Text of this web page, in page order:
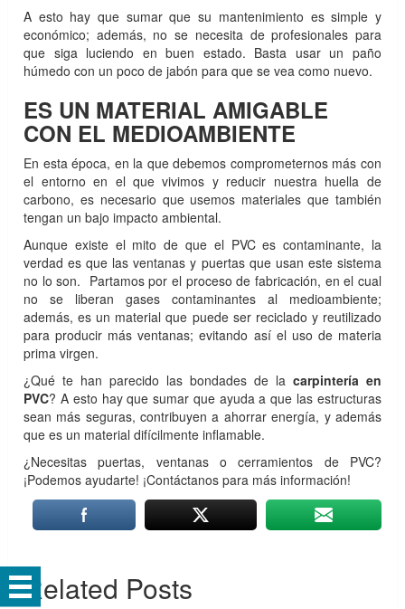
A esto hay que sumar que su mantenimiento es simple y
económico; además, no se necesita de profesionales para
que siga luciendo en buen estado. Basta usar un paño
húmedo con un poco de jabón para que se vea como nuevo.
ES UN MATERIAL AMIGABLE
CON EL MEDIOAMBIENTE
En esta época, en la que debemos comprometernos más con
el entorno en el que vivimos y reducir nuestra huella de
carbono, es necesario que usemos materiales que también
tengan un bajo impacto ambiental.
Aunque existe el mito de que el PVC es contaminante, la
verdad es que las ventanas y puertas que usan este sistema
no lo son. Partamos por el proceso de fabricación, en el cual
no se liberan gases contaminantes al medioambiente;
además, es un material que puede ser reciclado y reutilizado
para producir más ventanas; evitando así el uso de materia
prima virgen.
¿Qué te han parecido las bondades de la carpintería en
PVC? A esto hay que sumar que ayuda a que las estructuras
sean más seguras, contribuyen a ahorrar energía, y además
que es un material difícilmente inflamable.
¿Necesitas puertas, ventanas o cerramientos de PVC?
¡Podemos ayudarte! ¡Contáctanos para más información!
Related Posts